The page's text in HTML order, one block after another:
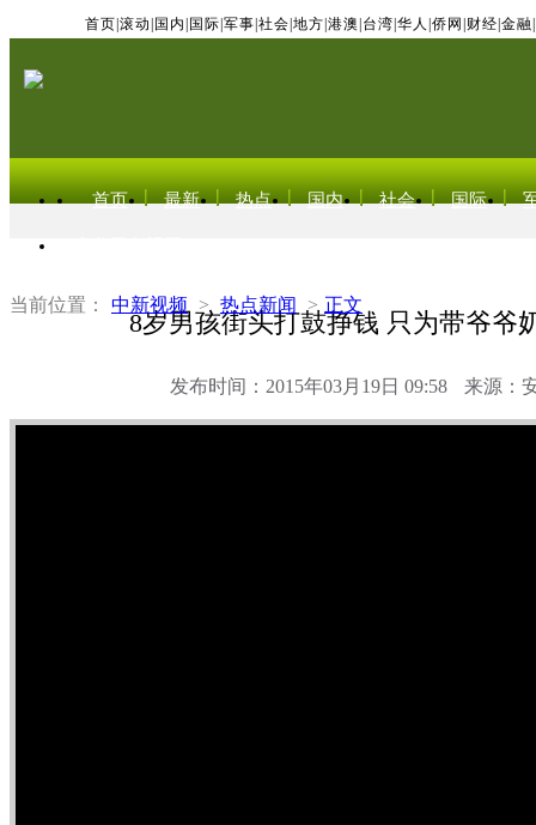
首页 滚动 国内 国际 军事 社会 地方 港澳 台湾 华人 侨网 财经 金融
首页 最新 热点 国内 社会 国际
当前位置： 中新视频 > 热点新闻 > 正文
8岁男孩街头打鼓挣钱 只为带爷爷
发布时间：2015年03月19日 09:58 来源：